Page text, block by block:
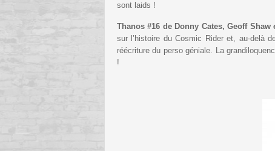
sont laids !
Thanos #16 de Donny Cates, Geoff Shaw
sur l’histoire du Cosmic Rider et, au-delà
réécriture du perso géniale. La
!